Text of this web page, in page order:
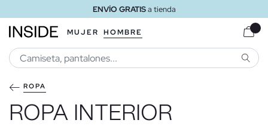
ENVÍO GRATISa tienda
MUJER HOMBRE
ROPA
ROPA INTERIOR